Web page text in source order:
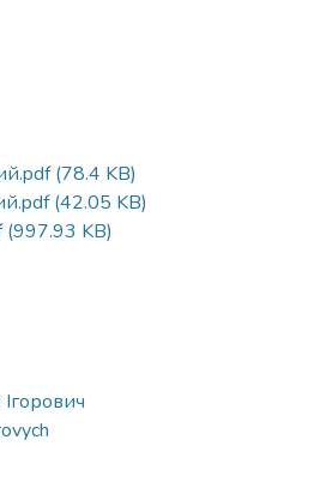
(78.4 KB)
(42.05 KB)
(997.93 KB)